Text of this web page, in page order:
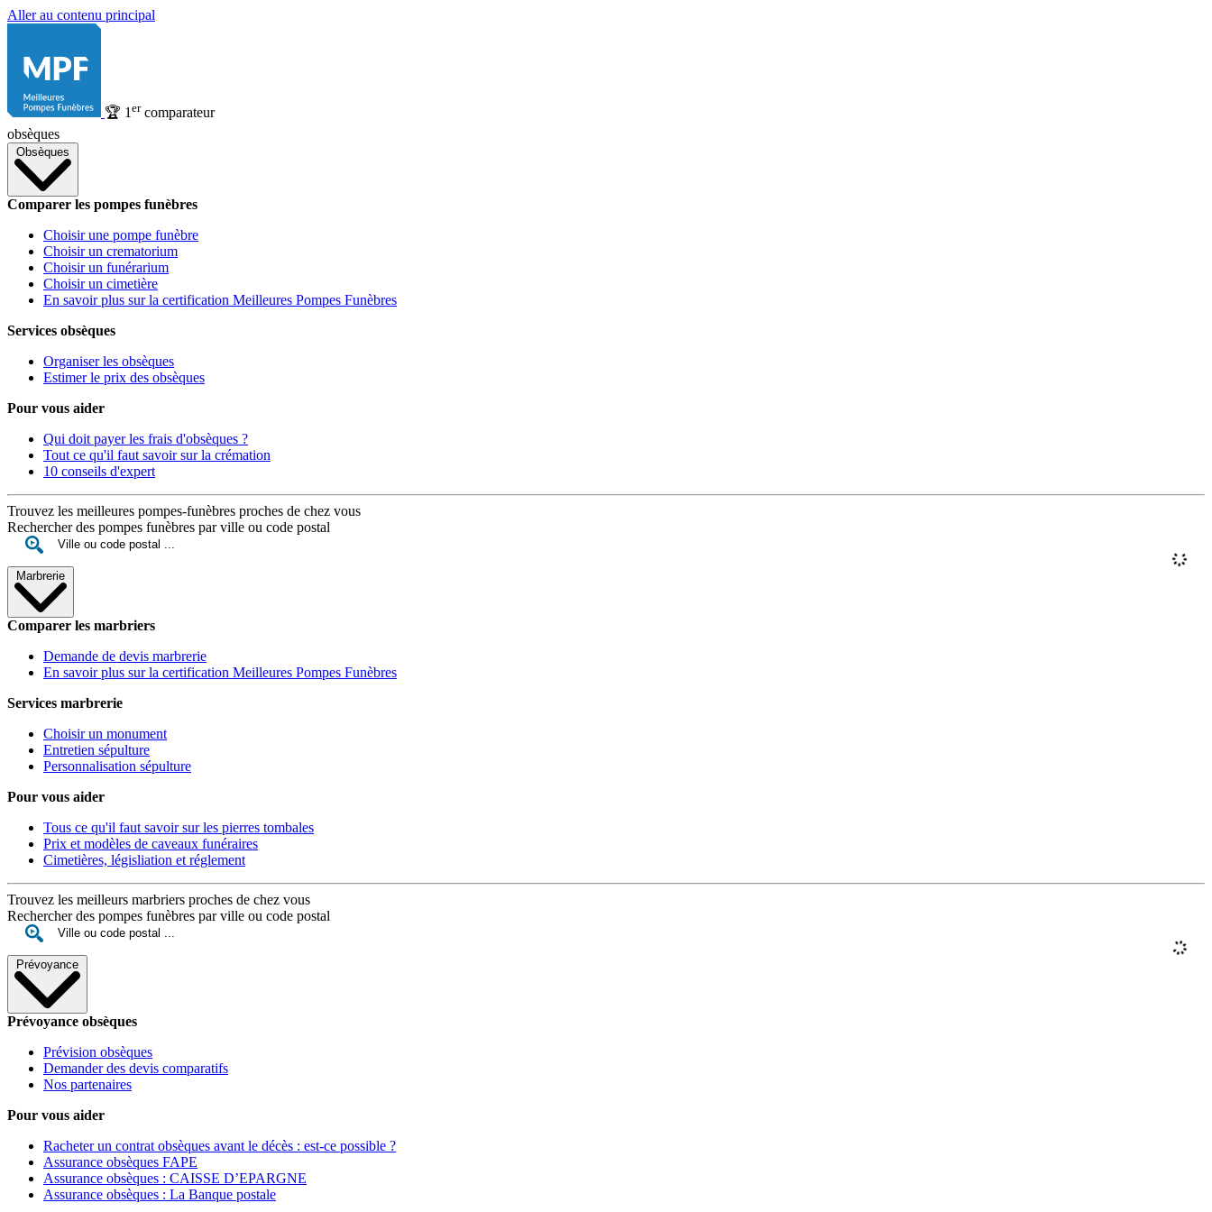
Aller au contenu principal
🏆 1 ercomparateur
obsèques
Obsèques
Comparer les pompes funèbres
Choisir une pompe funèbre
Choisir un crematorium
Choisir un funérarium
Choisir un cimetière
En savoir plus sur la certification Meilleures Pompes Funèbres
Services obsèques
Organiser les obsèques
Estimer le prix des obsèques
Pour vous aider
Qui doit payer les frais d'obsèques ?
Tout ce qu'il faut savoir sur la crémation
10 conseils d'expert
Trouvez les meilleures pompes-funèbres proches de chez vous
Rechercher des pompes funèbres par ville ou code postal
Marbrerie
Comparer les marbriers
Demande de devis marbrerie
En savoir plus sur la certification Meilleures Pompes Funèbres
Services marbrerie
Choisir un monument
Entretien sépulture
Personnalisation sépulture
Pour vous aider
Tous ce qu'il faut savoir sur les pierres tombales
Prix et modèles de caveaux funéraires
Cimetières, législiation et réglement
Trouvez les meilleurs marbriers proches de chez vous
Rechercher des pompes funèbres par ville ou code postal
Prévoyance
Prévoyance obsèques
Prévision obsèques
Demander des devis comparatifs
Nos partenaires
Pour vous aider
Racheter un contrat obsèques avant le décès : est-ce possible ?
Assurance obsèques FAPE
Assurance obsèques : CAISSE D’EPARGNE
Assurance obsèques : La Banque postale